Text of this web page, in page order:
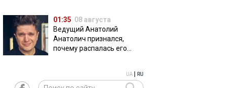
01:35 08 августа
Ведущий Анатолий
Анатолич признался,
почему распалась его
UA RU